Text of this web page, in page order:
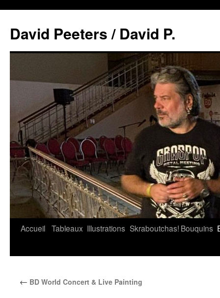
David Peeters / David P.
Accueil Tableaux Illustrations Skraboutchas! Bouquins
← BD World Concert & Live Painting